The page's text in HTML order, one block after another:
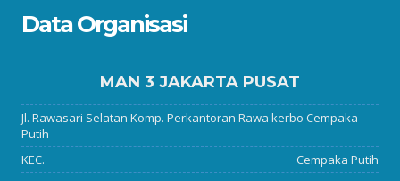
Data Organisasi
MAN 3 JAKARTA PUSAT
Jl. Rawasari Selatan Komp. Perkantoran Rawa kerbo Cempaka
Putih
KEC.
Cempaka Putih